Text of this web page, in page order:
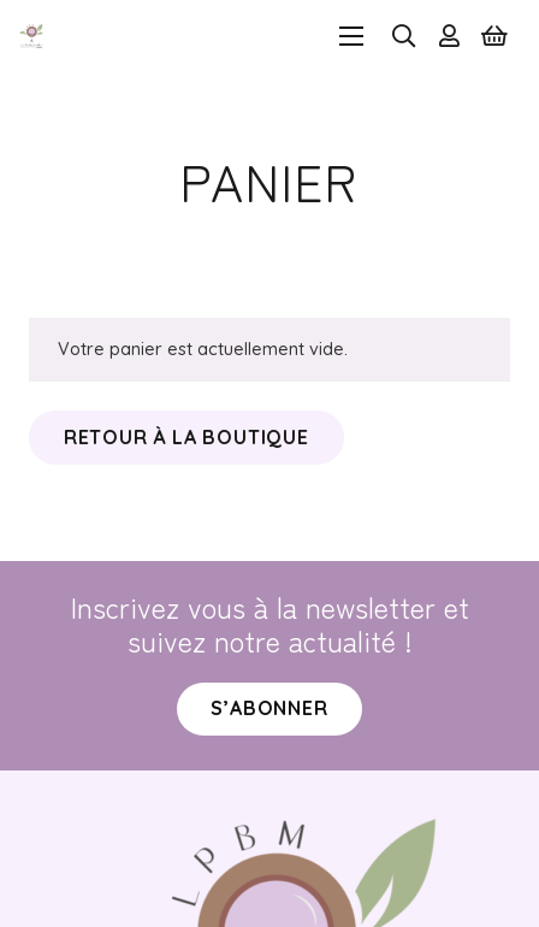
PANIER
Votre panier est actuellement vide.
RETOUR À LA BOUTIQUE
Inscrivez vous à la newsletter et
suivez notre actualité !
S’ABONNER